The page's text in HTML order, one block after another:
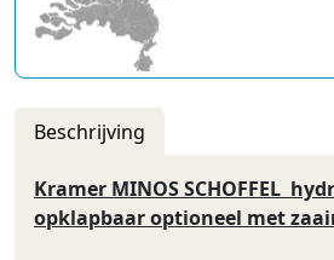
Beschrijving
Kramer MINOS SCHOFFEL
opklapbaar optioneel met